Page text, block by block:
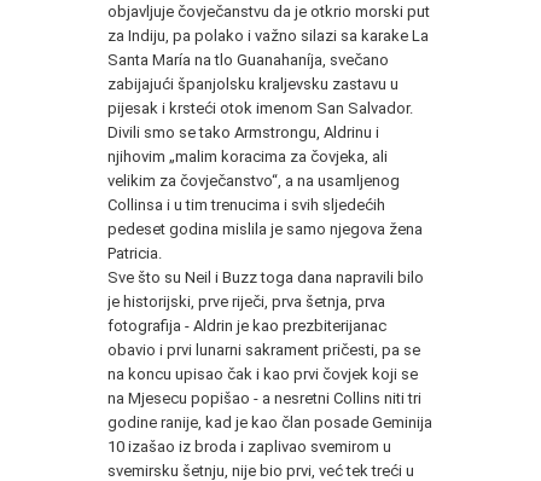
objavljuje čovječanstvu da je otkrio morski put
za Indiju, pa polako i važno silazi sa karake La
Santa María na tlo Guanahaníja, svečano
zabijajući španjolsku kraljevsku zastavu u
pijesak i krsteći otok imenom San Salvador.
Divili smo se tako Armstrongu, Aldrinu i
njihovim „malim koracima za čovjeka, ali
velikim za čovječanstvo“, a na usamljenog
Collinsa i u tim trenucima i svih sljedećih
pedeset godina mislila je samo njegova žena
Patricia.
Sve što su Neil i Buzz toga dana napravili bilo
je historijski, prve riječi, prva šetnja, prva
fotografija - Aldrin je kao prezbiterijanac
obavio i prvi lunarni sakrament pričesti, pa se
na koncu upisao čak i kao prvi čovjek koji se
na Mjesecu popišao - a nesretni Collins niti tri
godine ranije, kad je kao član posade Geminija
10 izašao iz broda i zaplivao svemirom u
svemirsku šetnju, nije bio prvi, već tek treći u